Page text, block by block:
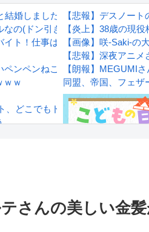
結婚しました」→案の定オバサン
の(ドン引き
ト！仕事は厳しいけど職場の人
ンペンねこ！
ｗｗ
どこでもドアなど“ひみつ道具”
…
【悲報】デスノー
【炎上】38歳の現
【画像】咲-Saki-の
【悲報】深夜アニ
【朗報】MEGUMI
同盟、帝国、フェザ
さんの美しい金